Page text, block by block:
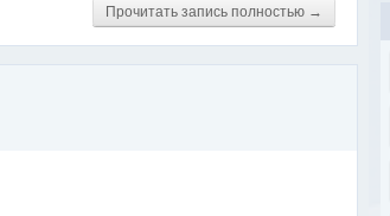
Прочитать запись полностью →